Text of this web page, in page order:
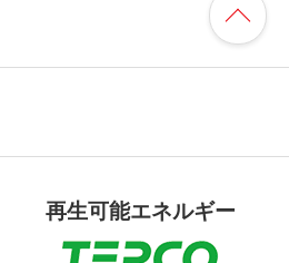
再生可能エネルギー